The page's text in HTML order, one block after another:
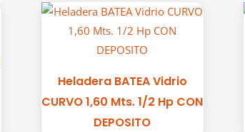
Heladera BATEA Vidrio
CURVO 1,60 Mts. 1/2 Hp CON
DEPOSITO